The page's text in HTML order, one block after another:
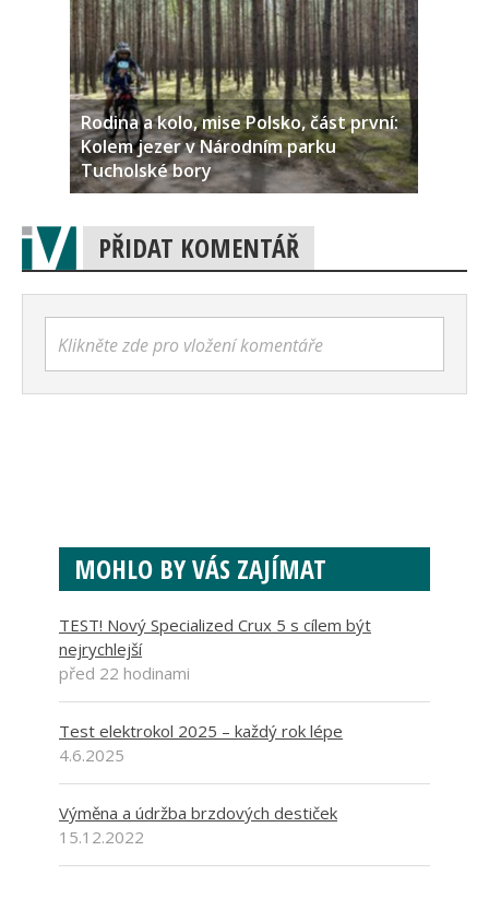
Rodina a kolo, mise Polsko, část první:
Kolem jezer v Národním parku
Tucholské bory
PŘIDAT KOMENTÁŘ
Klikněte zde pro vložení komentáře
MOHLO BY VÁS ZAJÍMAT
TEST! Nový Specialized Crux 5 s cílem být
nejrychlejší
před 22 hodinami
Test elektrokol 2025 – každý rok lépe
4.6.2025
Výměna a údržba brzdových destiček
15.12.2022